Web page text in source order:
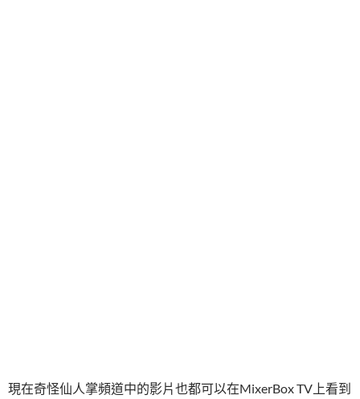
現在奇怪仙人掌頻道中的影片也都可以在MixerBox TV上看到